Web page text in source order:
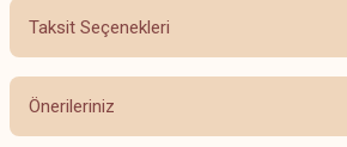
Taksit Seçenekleri
Önerileriniz